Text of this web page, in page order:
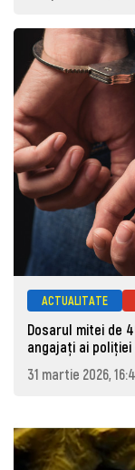
ACTUALITATE
Dosarul mitei de
angajați ai
31 martie 2026,